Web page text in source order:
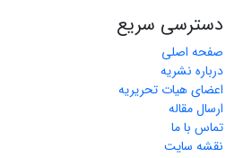
دسترسی سریع
صفحه اصلی
درباره نشریه
اعضای هیات تحریریه
ارسال مقاله
تماس با ما
نقشه سایت